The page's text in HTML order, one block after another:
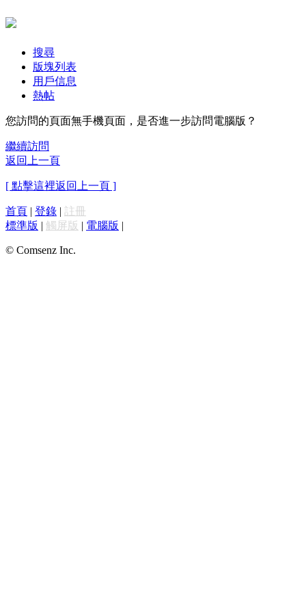
搜尋
版塊列表
用戶信息
熱帖
您訪問的頁面無手機頁面，是否進一步訪問電腦版？
繼續訪問
返回上一頁
[ 點擊這裡返回上一頁 ]
首頁 | 登錄 | 註冊
標準版 | 觸屏版 | 電腦版 |
© Comsenz Inc.